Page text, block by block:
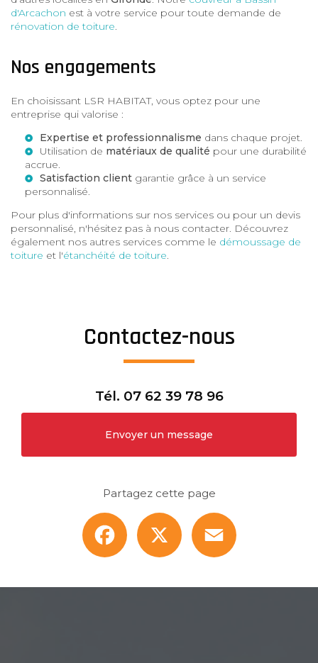
d'Arcachon est à votre service pour toute demande de
rénovation de toiture.
Nos engagements
En choisissant LSR HABITAT, vous optez pour une
entreprise qui valorise :
Expertise et professionnalisme dans chaque projet.
Utilisation de matériaux de qualité pour une durabilité
accrue.
Satisfaction client garantie grâce à un service
personnalisé.
Pour plus d'informations sur nos services ou pour un devis
personnalisé, n'hésitez pas à nous contacter. Découvrez
également nos autres services comme le démoussage de
toiture et l'étanchéité de toiture.
Contactez-nous
Tél. 07 62 39 78 96
Envoyer un message
Partagez cette page
Facebook